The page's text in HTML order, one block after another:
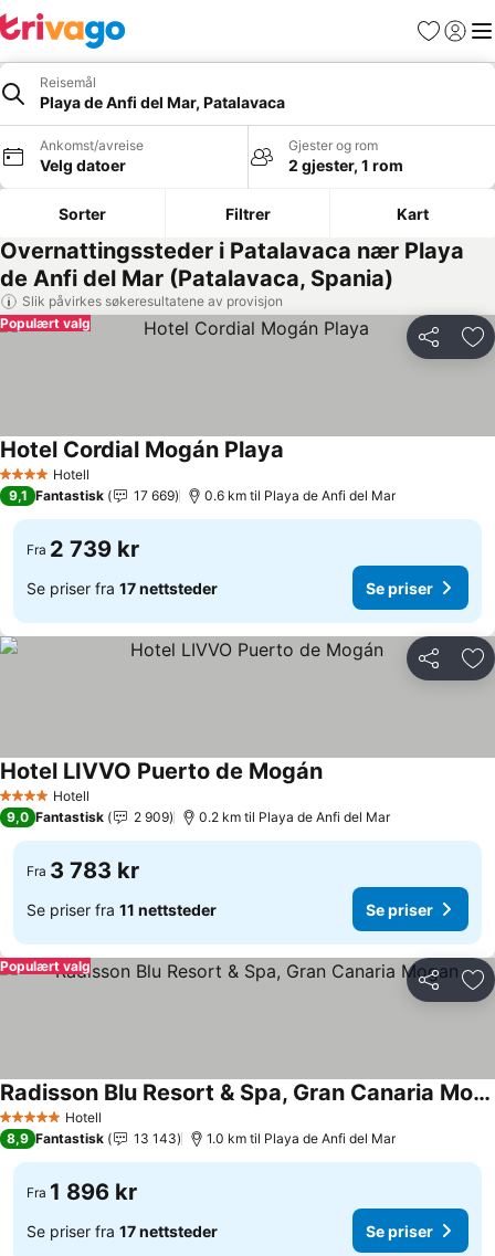
Favoritter
Logg
Reisemål
Playa de Anfi del Mar, Patalavaca
Ankomst/avreise
Velg datoer
Gjester og rom
2 gjester, 1 rom
Sorter Filtrer Kart
Overnattingssteder i Patalavaca nær Playa
de Anfi del Mar (Patalavaca, Spania)
Slik påvirkes søkeresultatene av provisjon
Del
Populært valg
4 StjernerHotell
Hotel Cordial Mogán Playa
9,1 Fantastisk 17 669 0.6 km til Playa de Anfi del Mar
Fra 2 739 kr
Se priser fra 17 nettsteder Se priser
Del
4 StjernerHotell
Hotel LIVVO Puerto de Mogán
9,0 Fantastisk 2 909 0.2 km til Playa de Anfi del Mar
Fra 3 783 kr
Se priser fra 11 nettsteder Se priser
Del
Populært valg
5 Stjerner Hotell
Radisson Blu Resort & Spa, Gran Canaria Mogan
8,9 Fantastisk 13 143 1.0 km til Playa de Anfi del Mar
Fra 1 896 kr
Se priser fra 17 nettsteder Se priser